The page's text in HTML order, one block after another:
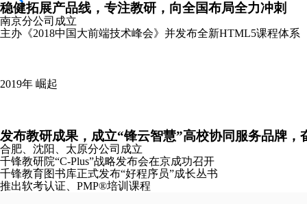
稳健拓展产品线，专注教研，向全国布局全力冲刺
南京分公司成立
主办《2018中国大前端技术峰会》并发布全新HTML5课程体系
2019年 崛起
发布教研成果，成立“锋云智慧”高校协同服务品牌，
合肥、沈阳、太原分公司成立
千锋教研院“C-Plus”战略发布会在京成功召开
千锋教育图书库正式发布“好程序员”成长丛书
推出软考认证、PMP®培训课程